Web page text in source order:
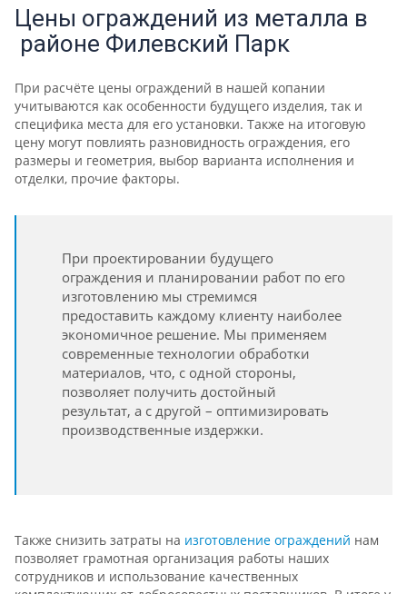
Цены ограждений из металла в
районе Филевский Парк
При расчёте цены ограждений в нашей копании
учитываются как особенности будущего изделия, так и
специфика места для его установки. Также на итоговую
цену могут повлиять разновидность ограждения, его
размеры и геометрия, выбор варианта исполнения и
отделки, прочие факторы.
При проектировании будущего
ограждения и планировании работ по его
изготовлению мы стремимся
предоставить каждому клиенту наиболее
экономичное решение. Мы применяем
современные технологии обработки
материалов, что, с одной стороны,
позволяет получить достойный
результат, а с другой – оптимизировать
производственные издержки.
Также снизить затраты на изготовление ограждений нам
позволяет грамотная организация работы наших
сотрудников и использование качественных